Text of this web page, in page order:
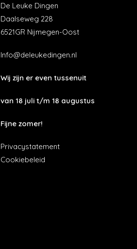
De Leuke Dingen
Daalseweg 228
6521GR Nijmegen-Oost
Info@deleukedingen.nl
Wij zijn er even tussenuit
van 18 juli t/m 18 augustus
Fijne zomer!
Privacystatement
Cookiebeleid